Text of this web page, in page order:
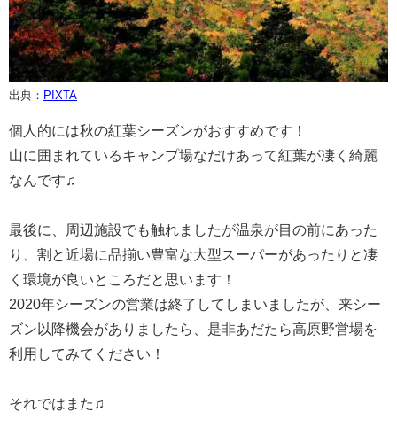
出典： PIXTA
個人的には秋の紅葉シーズンがおすすめです！
山に囲まれているキャンプ場なだけあって紅葉が凄く綺麗
なんです♫
最後に、周辺施設でも触れましたが温泉が目の前にあった
り、割と近場に品揃い豊富な大型スーパーがあったりと凄
く環境が良いところだと思います！
2020年シーズンの営業は終了してしまいましたが、来シー
ズン以降機会がありましたら、是非あだたら高原野営場を
利用してみてください！
それではまた♫